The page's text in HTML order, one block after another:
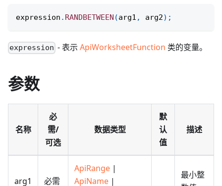
expression . RANDBETWEEN (arg1 , arg2) ;
expression - 表示ApiWorksheetFunction 类的变量。
参数
名称
必
需/
可选
数据类型
默
认
值
描述
arg1 必需
ApiRange |
ApiName |
最小整